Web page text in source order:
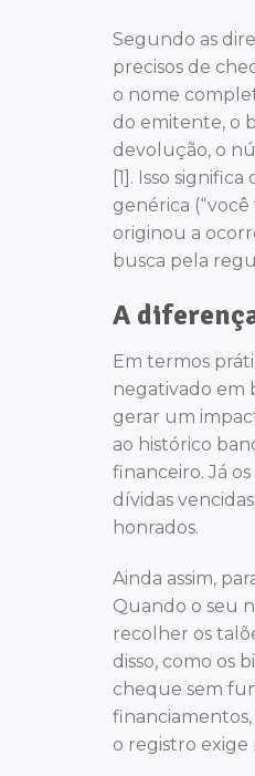
Segundo as
precisos de
o nome
do emitente, o
devolução, o
[1]. Isso
genérica
originou a
busca pela
A
Em termos
negativado em
gerar um
ao histórico
financeiro. Já
dívidas
honrados.
Ainda assim,
Quando o seu
recolher os
disso, como os
cheque sem
o registro